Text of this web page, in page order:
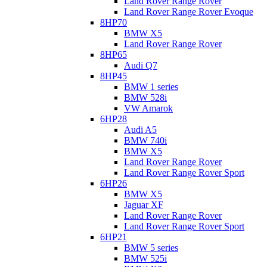
Land Rover Range Rover Evoque
8HP70
BMW X5
Land Rover Range Rover
8HP65
Audi Q7
8HP45
BMW 1 series
BMW 528i
VW Amarok
6HP28
Audi A5
BMW 740i
BMW X5
Land Rover Range Rover
Land Rover Range Rover Sport
6HP26
BMW X5
Jaguar XF
Land Rover Range Rover
Land Rover Range Rover Sport
6HP21
BMW 5 series
BMW 525i